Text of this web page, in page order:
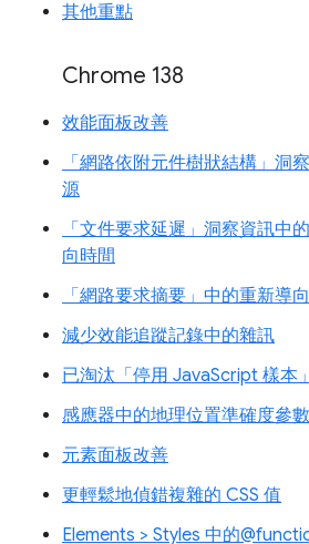
其他重點
Chrome 138
效能面板改善
「網路依附元件樹狀結構」洞
源
「文件要求延遲」洞察資訊中
向時間
「網路要求摘要」中的重新導向
減少效能追蹤記錄中的雜訊
已淘汰「停用 JavaScript 樣本」
感應器中的地理位置準確度參數
元素面板改善
更輕鬆地偵錯複雜的 CSS 值
Elements > Styles 中的